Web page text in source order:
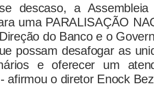
descaso, a
uma PARALISAÇÃO
do Banco e o
possam desafogar as
e oferecer um
afirmou o diretor Enock